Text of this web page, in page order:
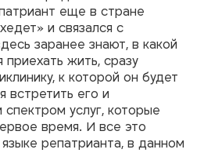
еще в стране
и связался с
заранее знают, в какой
жить, сразу
к которой он будет
встретить его и
услуг, которые
время. И все это
репатрианта, в данном